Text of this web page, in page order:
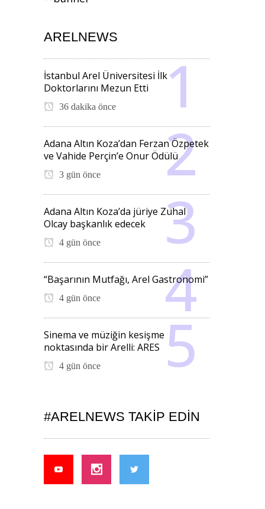
ARELNEWS
İstanbul Arel Üniversitesi İlk
Doktorlarını Mezun Etti
36 dakika önce
Adana Altın Koza’dan Ferzan Özpetek
ve Vahide Perçin’e Onur Ödülü
3 gün önce
Adana Altın Koza’da jüriye Zuhal
Olcay başkanlık edecek
4 gün önce
“Başarının Mutfağı, Arel Gastronomi”
4 gün önce
Sinema ve müziğin kesişme
noktasında bir Arelli: ARES
4 gün önce
#ARELNEWS TAKIP EDIN